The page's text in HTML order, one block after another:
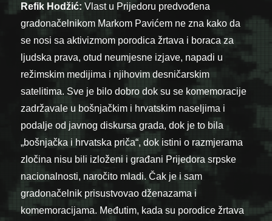
Refik Hodžić: Vlast u Prijedoru predvođena
gradonačelnikom Markom Pavićem ne zna kako da
se nosi sa aktivizmom porodica žrtava i boraca za
ljudska prava, otud neumjesne izjave, napadi u
režimskim medijima i njihovim desničarskim
satelitima. Sve je bilo dobro dok su se komemoracije
zadržavale u bošnjačkim i hrvatskim naseljima i
podalje od javnog diskursa grada, dok je to bila
„bošnjačka i hrvatska priča“, dok istini o razmjerama
zločina nisu bili izloženi i građani Prijedora srpske
nacionalnosti, naročito mladi. Čak je i sam
gradonačelnik prisustvovao dženazama i
komemoracijama. Međutim, kada su porodice žrtava